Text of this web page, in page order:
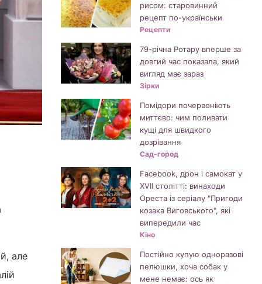
але
рисом: старовинний
рецепт по-українськи
Рецепти
79-річна Ротару вперше за
довгий час показала, який
вигляд має зараз
Зірки
Помідори почервоніють
миттєво: чим поливати
кущі для швидкого
дозрівання
Сад-город
Facebook, дрон і самокат у
XVII столітті: винаходи
Ореста із серіалу "Пригоди
козака Виговського", які
випередили час
Кіно
Постійно купую одноразові
пелюшки, хоча собак у
мене немає: ось як